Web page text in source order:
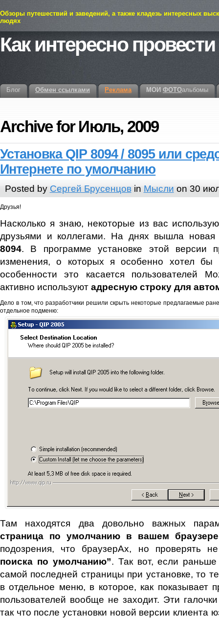
Обзоры путешествий и заведений, а также кладезь интересных
людях
Как интересно
Блог Обмен ссылками Реклама МОИ ФОТОальбомы
Archive for Июль, 2009
Установка QIP 8094 / 8095 или
Интернете по умолчанию
Posted by Сергей Брусенцовin Мысли on 30
Друзья!
Насколько я знаю, некоторые из вас
друзьями и коллегами. На днях вышла
8094. В программе установке этой версии
изменения, о которых я особенно хотел бы
особенности это касается пользователей
активно используют адресную строку для
Дело в том, что разработчики решили скрыть некоторые предлагаемые
отдельное подменю:
Там находятся два довольно важных
страница по умолчанию в вашем
подозрения, что браузерАх, но проверять
поиска по умолчанию”. Так вот, если
самой последней страницы при установке, то
в отдельное меню, в которое, как показывает
пользователей вообще не заходит. Эти
так что после установки новой версии клиента